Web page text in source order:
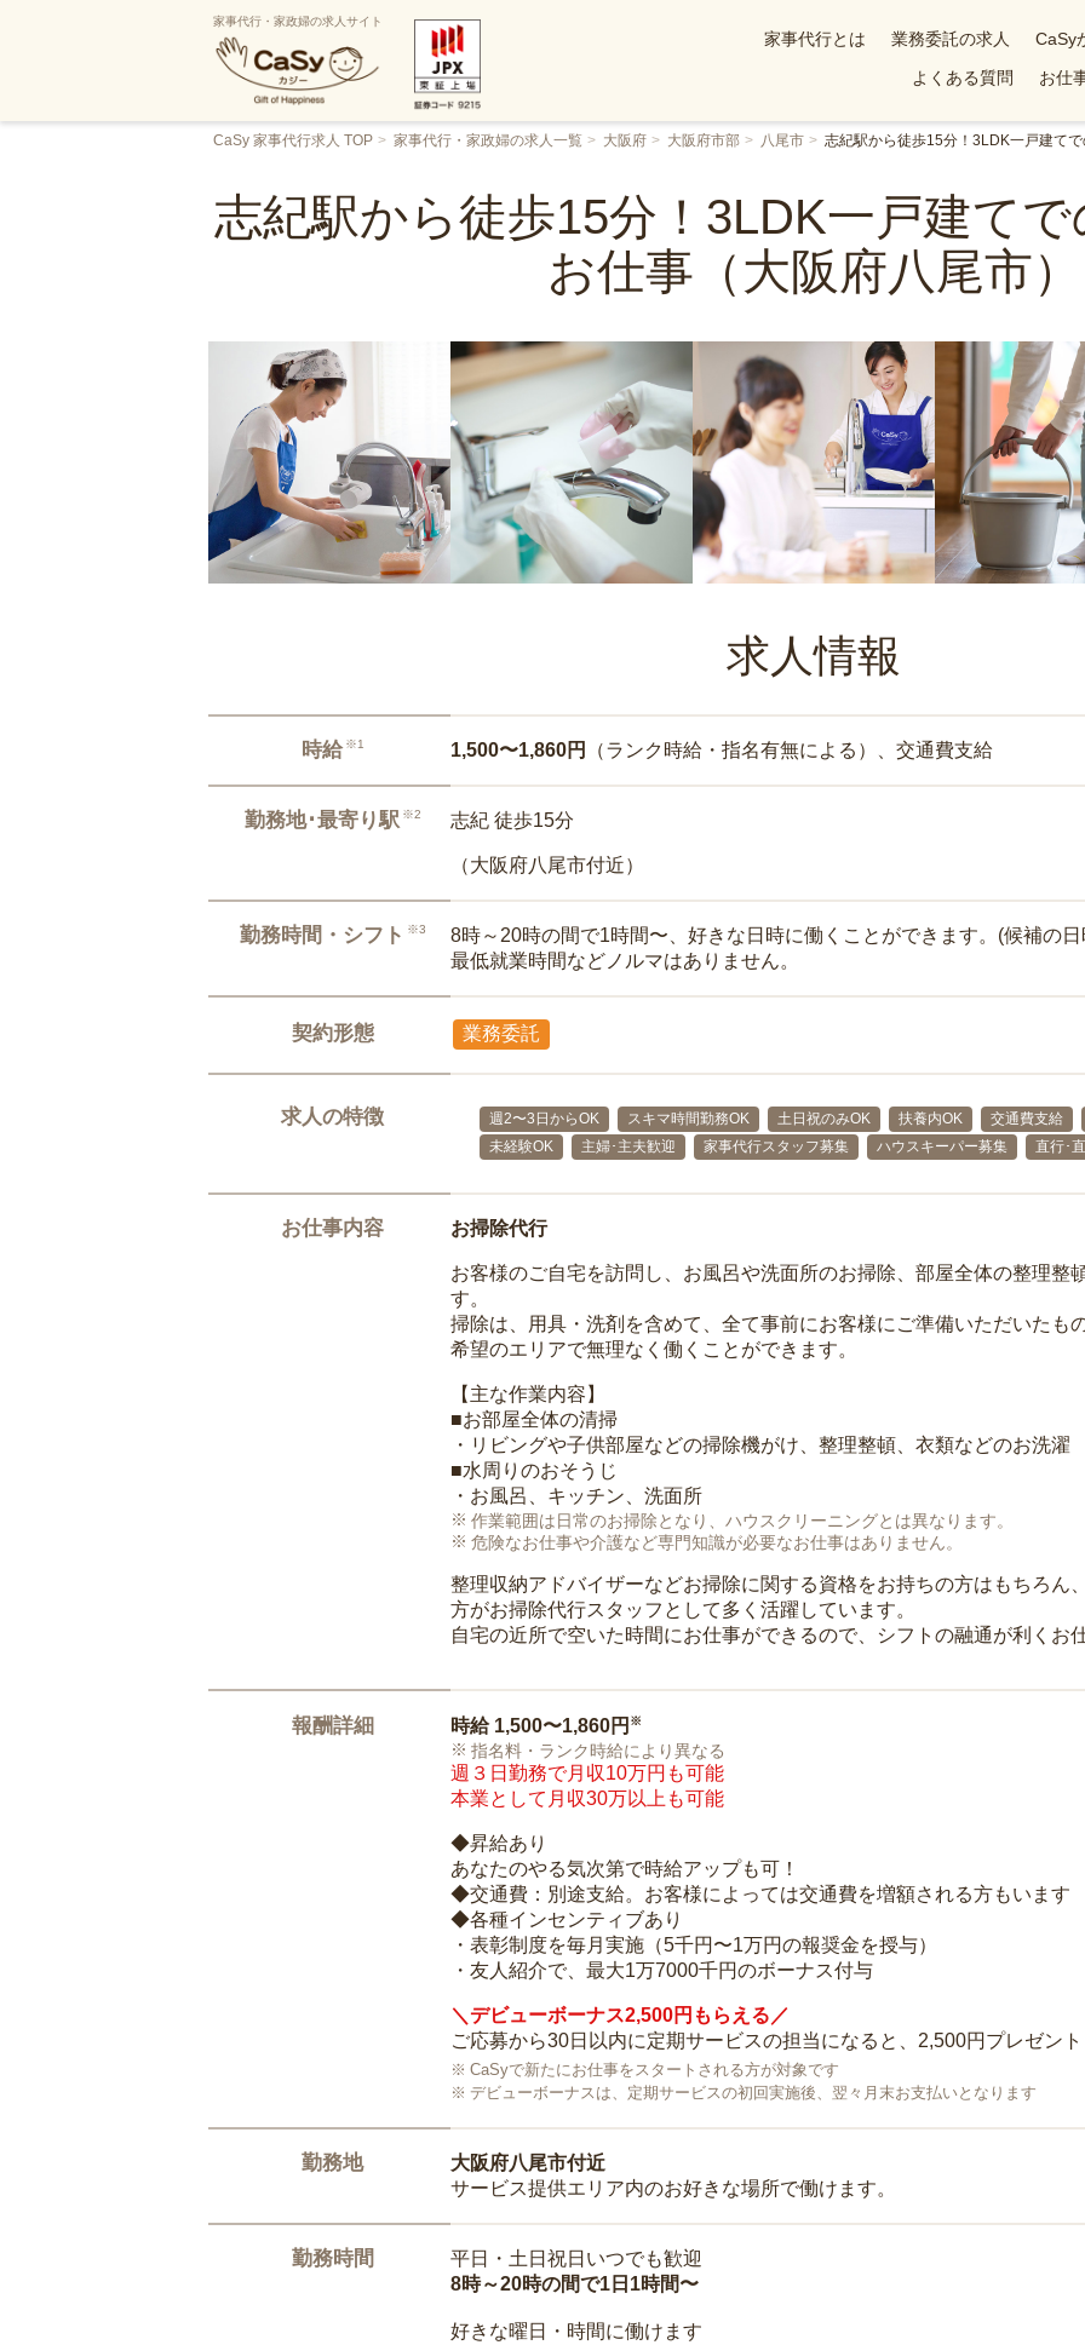
家事代行・家政婦の求人サイト
家事代行とは 業務委託の求人 CaSy
よくある質問
お仕
CaSy 家事代行求人 TOP 家事代行・家政婦の求人一覧 大阪府 大阪府市部 八尾市 志紀駅から徒歩15分！3LDK一戸建て
志紀駅から徒歩15分！3LDK一戸建て
お仕事（大阪府八尾市）
求人情報
時給 ※1 1,500〜1,860円 （ランク時給・指名有無による）、交通費支給
勤務地･最寄り駅 ※2 志紀 徒歩15分
（大阪府八尾市付近）
勤務時間・シフト ※3
8時～20時の間で1時間〜、好きな日時に働くことができます。(候補の
最低就業時間などノルマはありません。
契約形態 業務委託
求人の特徴 週2〜3日からOK スキマ時間勤務OK 土日祝のみOK 扶養内OK 交通費支給
未経験OK
主婦･主夫歓迎 家事代行スタッフ募集 ハウスキーパー募集 直行･
お仕事内容 お掃除代行
お客様のご自宅を訪問し、お風呂や洗面所のお掃除、部屋全体の整理整
す。
掃除は、用具・洗剤を含めて、全て事前にお客様にご準備いただいたも
希望のエリアで無理なく働くことができます。
【主な作業内容】
■お部屋全体の清掃
・リビングや子供部屋などの掃除機がけ、整理整頓、衣類などのお洗濯
■水周りのおそうじ
・お風呂、キッチン、洗面所
作業範囲は日常のお掃除となり、ハウスクリーニングとは異なります。
危険なお仕事や介護など専門知識が必要なお仕事はありません。
整理収納アドバイザーなどお掃除に関する資格をお持ちの方はもちろん
方がお掃除代行スタッフとして多く活躍しています。
自宅の近所で空いた時間にお仕事ができるので、シフトの融通が利くお
報酬詳細 時給 1,500〜1,860円 ※
指名料・ランク時給により異なる
週３日勤務で月収10万円も可能
本業として月収30万以上も可能
◆昇給あり
あなたのやる気次第で時給アップも可！
◆交通費：別途支給。お客様によっては交通費を増額される方もいます
◆各種インセンティブあり
・表彰制度を毎月実施（5千円〜1万円の報奨金を授与）
・友人紹介で、最大1万7000千円のボーナス付与
＼デビューボーナス2,500円もらえる／
ご応募から30日以内に定期サービスの担当になると、2,500円プレゼント
CaSyで新たにお仕事をスタートされる方が対象です
デビューボーナスは、定期サービスの初回実施後、翌々月末お支払いとなります
勤務地
大阪府八尾市付近
サービス提供エリア内のお好きな場所で働けます。
勤務時間
平日・土日祝日いつでも歓迎
8時～20時の間で1日1時間〜
好きな曜日・時間に働けます